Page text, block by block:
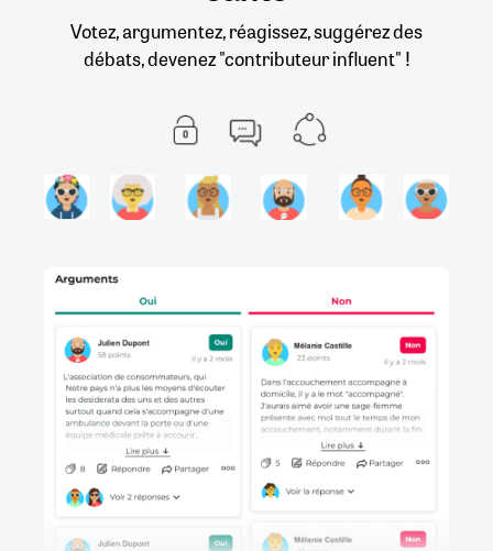
Votez, argumentez, réagissez, suggérez des
débats, devenez "contributeur influent" !